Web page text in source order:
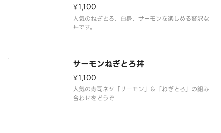
¥1,100
人気のねぎとろ、白身、サーモンを楽しめる贅沢な
丼です。
サーモンねぎとろ丼
¥1,100
人気の寿司ネタ「サーモン」＆「ねぎとろ」の組み
合わせをどうぞ